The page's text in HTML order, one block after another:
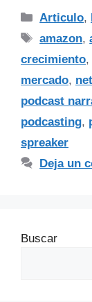
Articulo,
amazon,
crecimiento,
mercado,
podcast
podcasting,
spreaker
Deja un
Buscar